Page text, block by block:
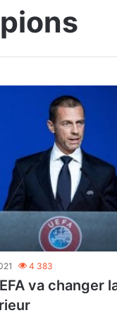
4 383
va changer